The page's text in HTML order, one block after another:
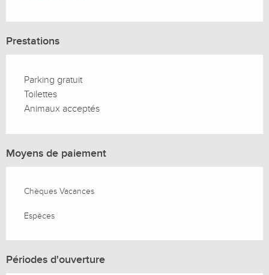
Prestations
Parking gratuit
Toilettes
Animaux acceptés
Moyens de paiement
Chèques Vacances
Espèces
Périodes d'ouverture